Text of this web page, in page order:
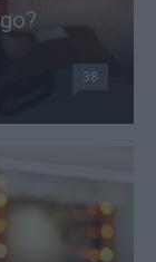
38